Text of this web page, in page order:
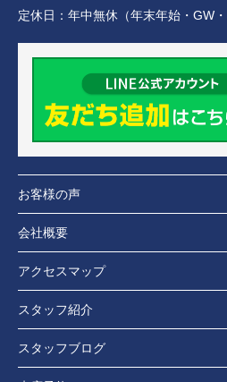
定休日： 年中無休（年末年始・GW
お客様の声
会社概要
アクセスマップ
スタッフ紹介
スタッフブログ